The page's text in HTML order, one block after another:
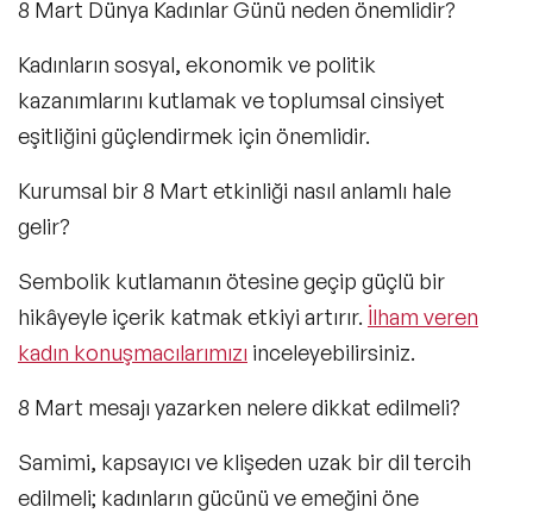
8 Mart Dünya Kadınlar Günü neden önemlidir?
Kadınların sosyal, ekonomik ve politik
kazanımlarını kutlamak ve toplumsal cinsiyet
eşitliğini güçlendirmek için önemlidir.
Kurumsal bir 8 Mart etkinliği nasıl anlamlı hale
gelir?
Sembolik kutlamanın ötesine geçip güçlü bir
hikâyeyle içerik katmak etkiyi artırır. İlham veren
kadın konuşmacılarımızı inceleyebilirsiniz.
8 Mart mesajı yazarken nelere dikkat edilmeli?
Samimi, kapsayıcı ve klişeden uzak bir dil tercih
edilmeli; kadınların gücünü ve emeğini öne